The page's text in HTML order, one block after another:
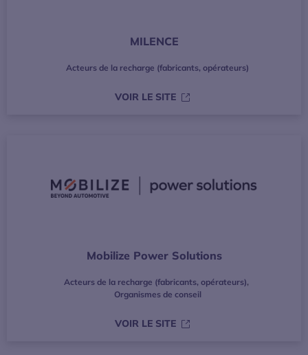
MILENCE
Acteurs de la recharge (fabricants, opérateurs)
VOIR LE SITES’OUVRE DANS UNE
Mobilize Power Solutions
Acteurs de la recharge (fabricants, opérateurs),
Organismes de conseil
VOIR LE SITES’OUVRE DANS UNE